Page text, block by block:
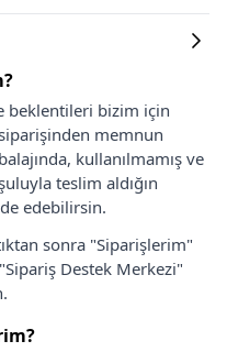
beklentileri bizim için
memnun
kullanılmamış ve
teslim aldığın
edebilirsin.
sonra "Siparişlerim"
Destek Merkezi"